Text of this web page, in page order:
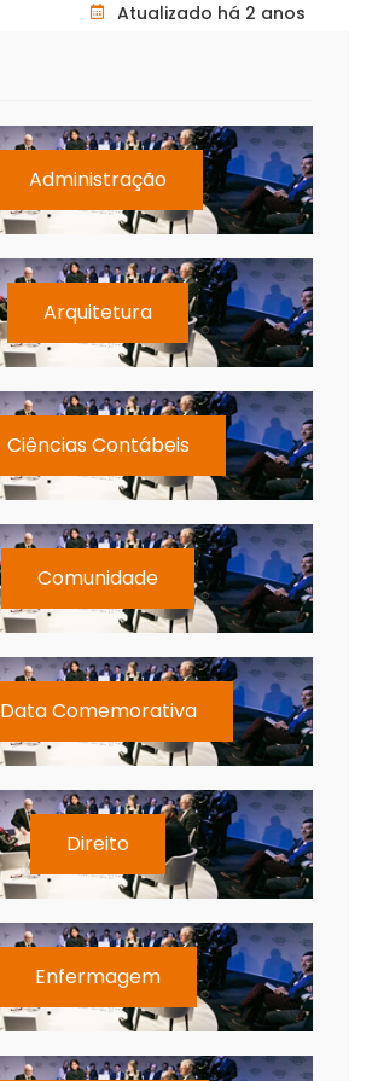
Atualizado há 2 anos
Administração
Arquitetura
Ciências Contábeis
Comunidade
Data Comemorativa
Direito
Enfermagem